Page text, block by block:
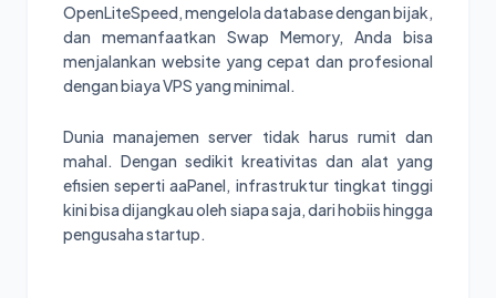
OpenLiteSpeed, mengelola database dengan bijak,
dan memanfaatkan Swap Memory, Anda bisa
menjalankan website yang cepat dan profesional
dengan biaya VPS yang minimal.
Dunia manajemen server tidak harus rumit dan
mahal. Dengan sedikit kreativitas dan alat yang
efisien seperti aaPanel, infrastruktur tingkat tinggi
kini bisa dijangkau oleh siapa saja, dari hobiis hingga
pengusaha startup.